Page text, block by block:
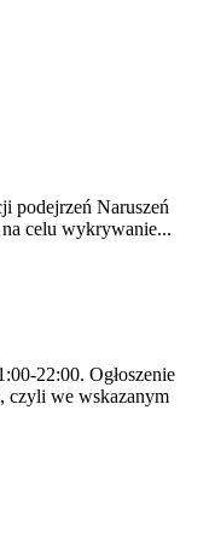
podejrzeń Naruszeń
celu wykrywanie...
22:00. Ogłoszenie
czyli we wskazanym